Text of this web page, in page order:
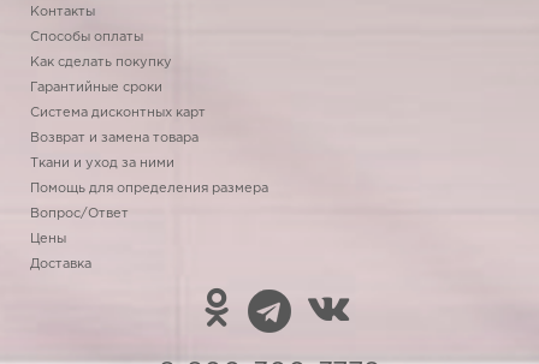
Контакты
Способы оплаты
Как сделать покупку
Гарантийные сроки
Система дисконтных карт
Возврат и замена товара
Ткани и уход за ними
Помощь для определения размера
Вопрос/Ответ
Цены
Доставка